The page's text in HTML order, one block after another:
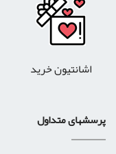
اشانتیون خرید
پرسشهای متداول